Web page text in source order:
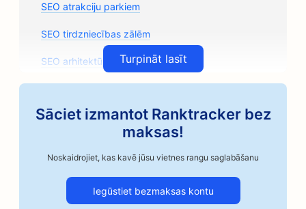
SEO atrakciju parkiem
SEO tirdzniecības zālēm
SEO arhitektūras uzņēmumiem
SEO auto rezerves daļu veikaliem
SEO automobiļu nozares uzņēmumiem
Turpināt lasīt
Sāciet izmantot Ranktracker bez
maksas!
Noskaidrojiet, kas kavē jūsu vietnes rangu saglabāšanu
Iegūstiet bezmaksas kontu